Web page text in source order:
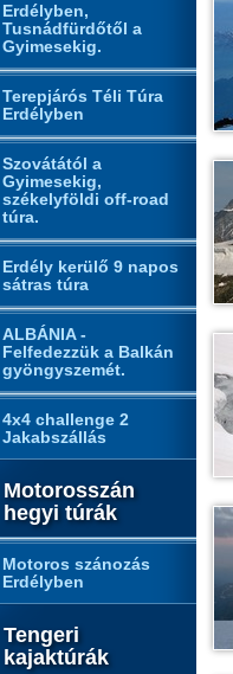
Erdélyben,
Tusnádfürdőtől a
Gyimesekig.
Terepjárós Téli Túra
Erdélyben
Szovátától a
Gyimesekig,
székelyföldi off-road
túra.
Erdély kerülő 9 napos
sátras túra
ALBÁNIA -
Felfedezzük a Balkán
gyöngyszemét.
4x4 challenge 2
Jakabszállás
Motorosszán
hegyi túrák
Motoros szánozás
Erdélyben
Tengeri
kajaktúrák